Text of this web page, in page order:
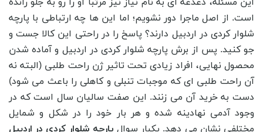
است. از اصل ماجرا دور نشویم؛ اما این ها چه ارتباطی با پارچه
شلوار کردی در اردبیل دارند؟ پاسخ را در راحتی این کالا جست و
جو کنید. پس از برش پارچه شلوار کردی در اردبیل و آماده شدن
محصول نهایی، افراد زیادی تحت تاثیر ژن راحت طلبی (البته نه
آن راحت طلبی ای که موجبات تنبلی و کاهلی را باعث می شود)
دست به خرید آن می زنند. این صفت سالیان سال است که در
وجود آدمی نهادینه شده و هر بار خود را در شکل و شمایل
مختلفی نشان می دهد. یکبار سوال پارچه شلوار کردی در اردبیل